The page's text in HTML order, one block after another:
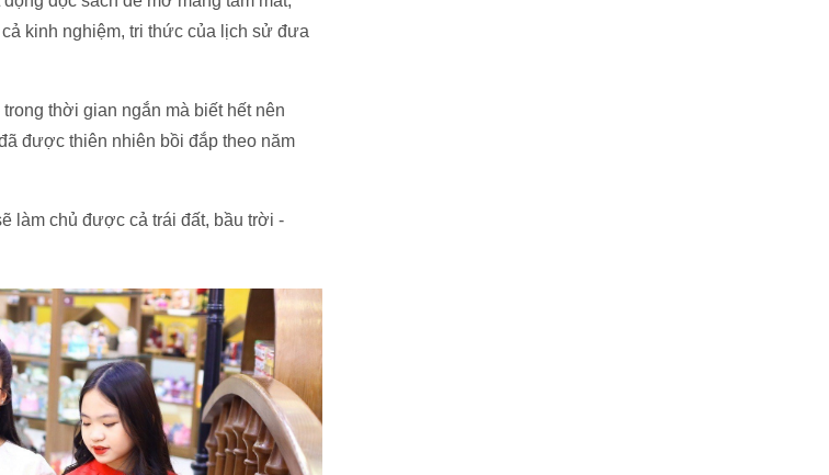
kinh nghiệm, tri thức của lịch sử đưa
thời gian ngắn mà biết hết nên
được thiên nhiên bồi đắp theo năm
làm chủ được cả trái đất, bầu trời -